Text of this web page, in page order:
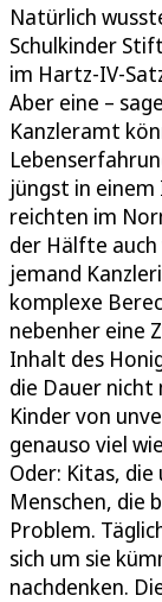
Natürlich
Schulkinder
im Hartz-IV-
Aber eine –
Kanzleramt
jüngst in
reichten im
der Hälfte auch
jemand
komplexe
nebenher eine
Inhalt des
die Dauer nicht
Kinder von
genauso viel
Oder: Kitas,
Menschen, die
Problem.
sich um sie
nachdenken.